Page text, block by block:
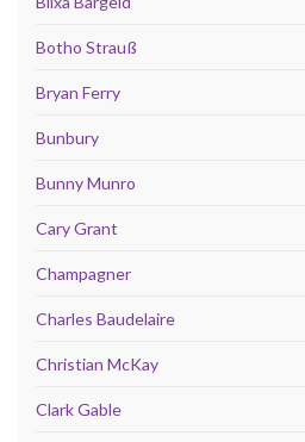
Botho Strauß
Bryan Ferry
Bunbury
Bunny Munro
Cary Grant
Champagner
Charles Baudelaire
Christian McKay
Clark Gable